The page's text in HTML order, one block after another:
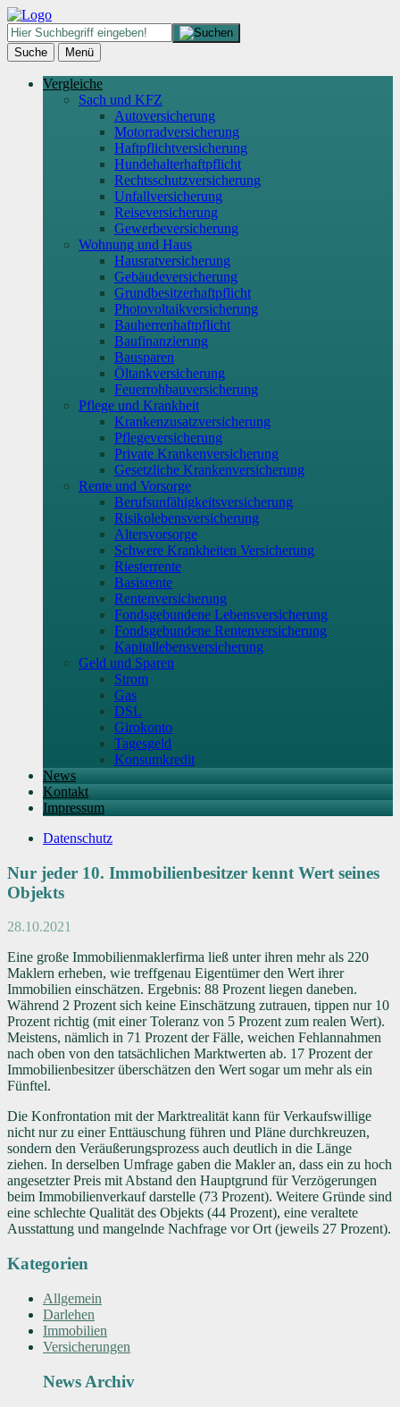
Suche Menü
Vergleiche
Sach und KFZ
Autoversicherung
Motorradversicherung
Haftpflichtversicherung
Hundehalterhaftpflicht
Rechtsschutzversicherung
Unfallversicherung
Reiseversicherung
Gewerbeversicherung
Wohnung und Haus
Hausratversicherung
Gebäudeversicherung
Grundbesitzerhaftpflicht
Photovoltaikversicherung
Bauherrenhaftpflicht
Baufinanzierung
Bausparen
Öltankversicherung
Feuerrohbauversicherung
Pflege und Krankheit
Krankenzusatzversicherung
Pflegeversicherung
Private Krankenversicherung
Gesetzliche Krankenversicherung
Rente und Vorsorge
Berufs­unfähigkeitsversicherung
Risikolebensversicherung
Altersvorsorge
Schwere Krankheiten Versicherung
Riesterrente
Basisrente
Rentenversicherung
Fondsgebundene Lebensversicherung
Fondsgebundene Rentenversicherung
Kapitallebensversicherung
Geld und Sparen
Strom
Gas
DSL
Girokonto
Tagesgeld
Konsumkredit
News
Kontakt
Impressum
Datenschutz
Nur jeder 10. Immobilienbesitzer kennt Wert seines
Objekts
28.10.2021
Eine große Immobilienmaklerfirma ließ unter ihren mehr als 220
Maklern erheben, wie treffgenau Eigentümer den Wert ihrer
Immobilien einschätzen. Ergebnis: 88 Prozent liegen daneben.
Während 2 Prozent sich keine Einschätzung zutrauen, tippen nur 10
Prozent richtig (mit einer Toleranz von 5 Prozent zum realen Wert).
Meistens, nämlich in 71 Prozent der Fälle, weichen Fehlannahmen
nach oben von den tatsächlichen Marktwerten ab. 17 Prozent der
Immobilienbesitzer überschätzen den Wert sogar um mehr als ein
Fünftel.
Die Konfrontation mit der Marktrealität kann für Verkaufswillige
nicht nur zu einer Enttäuschung führen und Pläne durchkreuzen,
sondern den Veräußerungsprozess auch deutlich in die Länge
ziehen. In derselben Umfrage gaben die Makler an, dass ein zu hoch
angesetzter Preis mit Abstand den Hauptgrund für Verzögerungen
beim Immobilienverkauf darstelle (73 Prozent). Weitere Gründe sind
eine schlechte Qualität des Objekts (44 Prozent), eine veraltete
Ausstattung und mangelnde Nachfrage vor Ort (jeweils 27 Prozent).
Kategorien
Allgemein
Darlehen
Immobilien
Versicherungen
News Archiv